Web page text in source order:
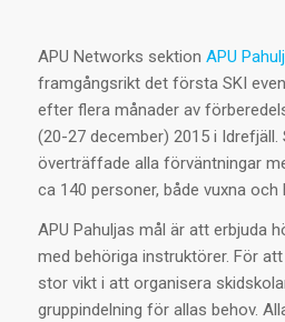
APU Networks sektion APU
framgångsrikt det första SKI
efter flera månader av
(20-27 december) 2015 i Idrefjäll.
överträffade alla förväntningar
ca 140 personer, både vuxna och
APU Pahuljas mål är att erbjuda
med behöriga instruktörer. För
stor vikt i att organisera
gruppindelning för allas behov.